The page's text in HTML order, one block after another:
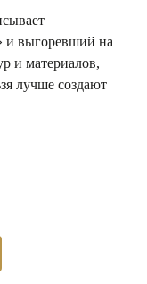
и выгоревший на
и материалов,
лучше создают